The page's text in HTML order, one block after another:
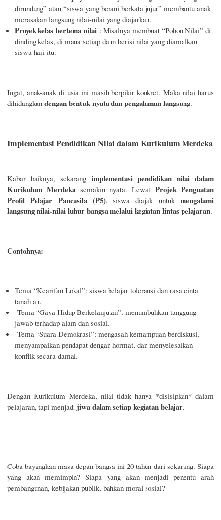
dirundung” atau “siswa yang berani berkata jujur” membantu anak
merasakan langsung nilai-nilai yang diajarkan.
Proyek kelas bertema nilai : Misalnya membuat “Pohon Nilai” di
dinding kelas, di mana setiap daun berisi nilai yang diamalkan
siswa hari itu.
Ingat, anak-anak di usia ini masih berpikir konkret. Maka nilai harus
dihidangkan dengan bentuk nyata dan pengalaman langsung.
Implementasi Pendidikan Nilai dalam Kurikulum Merdeka
Kabar baiknya, sekarang implementasi pendidikan nilai dalam
Kurikulum Merdeka semakin nyata. Lewat Projek Penguatan
Profil Pelajar Pancasila (P5), siswa diajak untukmengalami
langsung nilai-nilai luhur bangsa melalui kegiatan lintas pelajaran.
Contohnya:
Tema “Kearifan Lokal”: siswa belajar toleransi dan rasa cinta
tanah air.
Tema “Gaya Hidup Berkelanjutan”: menumbuhkan tanggung
jawab terhadap alam dan sosial.
Tema “Suara Demokrasi”: mengasah kemampuan berdiskusi,
menyampaikan pendapat dengan hormat, dan menyelesaikan
konflik secara damai.
Dengan Kurikulum Merdeka, nilai tidak hanya *disisipkan* dalam
pelajaran, tapi menjadi jiwa dalam setiap kegiatan belajar.
Coba bayangkan masa depan bangsa ini 20 tahun dari sekarang. Siapa
yang akan memimpin? Siapa yang akan menjadi penentu arah
pembangunan, kebijakan publik, bahkan moral sosial?